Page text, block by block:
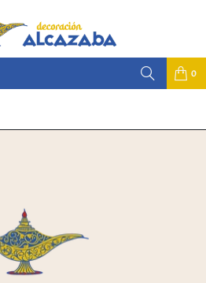
0